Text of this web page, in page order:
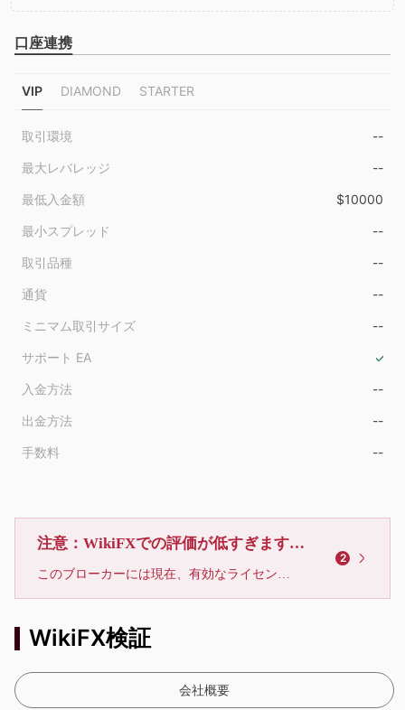
6
7
口座連携
VIP DIAMOND STARTER
取引環境 --
最大レバレッジ --
最低入金額 $10000
最小スプレッド --
取引品種 --
通貨 --
ミニマム取引サイズ --
サポート EA
入金方法 --
出金方法 --
手数料 --
注意：WikiFXでの評価が低すぎます、利用しないでください
このブローカーには現在、有効なライセンスが確認されていません。リスクにご注意下さい！
2
WikiFX検証
会社概要